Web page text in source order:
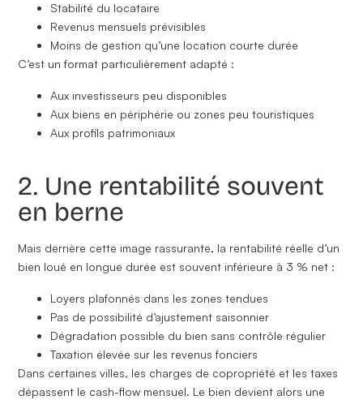
Stabilité du locataire
Revenus mensuels prévisibles
Moins de gestion qu’une location courte durée
C’est un format particulièrement adapté :
Aux investisseurs peu disponibles
Aux biens en périphérie ou zones peu touristiques
Aux profils patrimoniaux
2. Une rentabilité souvent
en berne
Mais derrière cette image rassurante, la rentabilité réelle d’un
bien loué en longue durée est souvent inférieure à 3 % net :
Loyers plafonnés dans les zones tendues
Pas de possibilité d’ajustement saisonnier
Dégradation possible du bien sans contrôle régulier
Taxation élevée sur les revenus fonciers
Dans certaines villes, les charges de copropriété et les taxes
dépassent le cash-flow mensuel. Le bien devient alors une